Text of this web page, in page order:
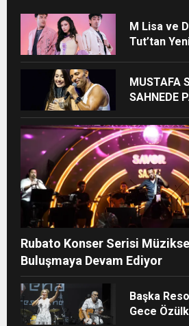
M Lisa ve
Tut’tan
MUSTAFA
SAHNEDE
Rubato Konser Serisi
Buluşmaya Devam Ediyor
Başka
Gece Özülkü Çifti Bodrum’u